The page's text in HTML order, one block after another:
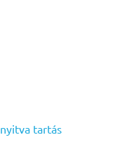
tartás